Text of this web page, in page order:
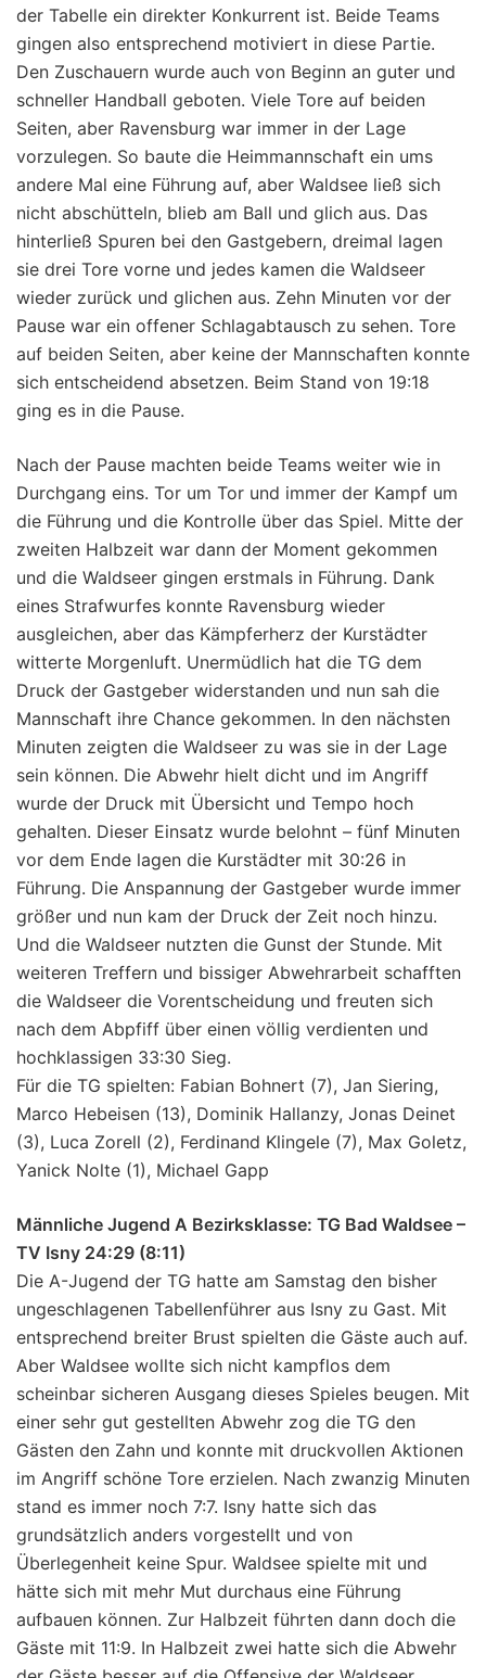
der Tabelle ein direkter Konkurrent ist. Beide Teams
gingen also entsprechend motiviert in diese Partie.
Den Zuschauern wurde auch von Beginn an guter und
schneller Handball geboten. Viele Tore auf beiden
Seiten, aber Ravensburg war immer in der Lage
vorzulegen. So baute die Heimmannschaft ein ums
andere Mal eine Führung auf, aber Waldsee ließ sich
nicht abschütteln, blieb am Ball und glich aus. Das
hinterließ Spuren bei den Gastgebern, dreimal lagen
sie drei Tore vorne und jedes kamen die Waldseer
wieder zurück und glichen aus. Zehn Minuten vor der
Pause war ein offener Schlagabtausch zu sehen. Tore
auf beiden Seiten, aber keine der Mannschaften konnte
sich entscheidend absetzen. Beim Stand von 19:18
ging es in die Pause.
Nach der Pause machten beide Teams weiter wie in
Durchgang eins. Tor um Tor und immer der Kampf um
die Führung und die Kontrolle über das Spiel. Mitte der
zweiten Halbzeit war dann der Moment gekommen
und die Waldseer gingen erstmals in Führung. Dank
eines Strafwurfes konnte Ravensburg wieder
ausgleichen, aber das Kämpferherz der Kurstädter
witterte Morgenluft. Unermüdlich hat die TG dem
Druck der Gastgeber widerstanden und nun sah die
Mannschaft ihre Chance gekommen. In den nächsten
Minuten zeigten die Waldseer zu was sie in der Lage
sein können. Die Abwehr hielt dicht und im Angriff
wurde der Druck mit Übersicht und Tempo hoch
gehalten. Dieser Einsatz wurde belohnt – fünf Minuten
vor dem Ende lagen die Kurstädter mit 30:26 in
Führung. Die Anspannung der Gastgeber wurde immer
größer und nun kam der Druck der Zeit noch hinzu.
Und die Waldseer nutzten die Gunst der Stunde. Mit
weiteren Treffern und bissiger Abwehrarbeit schafften
die Waldseer die Vorentscheidung und freuten sich
nach dem Abpfiff über einen völlig verdienten und
hochklassigen 33:30 Sieg.
Für die TG spielten: Fabian Bohnert (7), Jan Siering,
Marco Hebeisen (13), Dominik Hallanzy, Jonas Deinet
(3), Luca Zorell (2), Ferdinand Klingele (7), Max Goletz,
Yanick Nolte (1), Michael Gapp
Männliche Jugend A Bezirksklasse: TG Bad Waldsee –
TV Isny 24:29 (8:11)
Die A-Jugend der TG hatte am Samstag den bisher
ungeschlagenen Tabellenführer aus Isny zu Gast. Mit
entsprechend breiter Brust spielten die Gäste auch auf.
Aber Waldsee wollte sich nicht kampflos dem
scheinbar sicheren Ausgang dieses Spieles beugen. Mit
einer sehr gut gestellten Abwehr zog die TG den
Gästen den Zahn und konnte mit druckvollen Aktionen
im Angriff schöne Tore erzielen. Nach zwanzig Minuten
stand es immer noch 7:7. Isny hatte sich das
grundsätzlich anders vorgestellt und von
Überlegenheit keine Spur. Waldsee spielte mit und
hätte sich mit mehr Mut durchaus eine Führung
aufbauen können. Zur Halbzeit führten dann doch die
Gäste mit 11:9. In Halbzeit zwei hatte sich die Abwehr